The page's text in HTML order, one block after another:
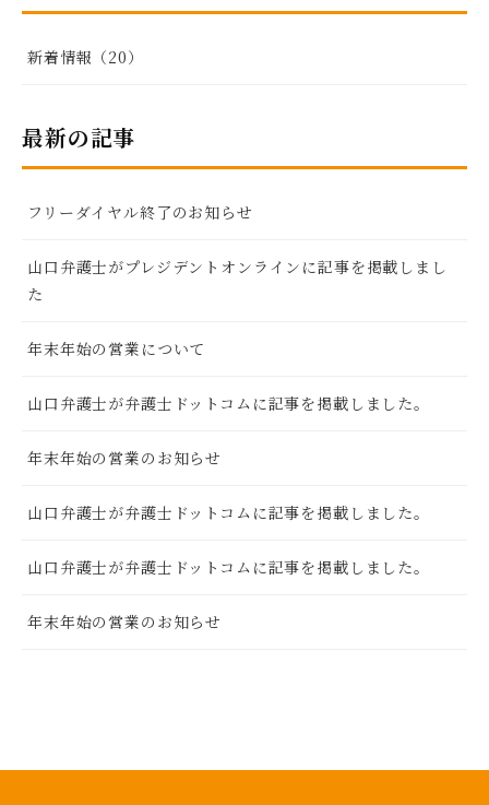
新着情報（20）
最新の記事
フリーダイヤル終了のお知らせ
山口弁護士がプレジデントオンラインに記事を掲載しまし
た
年末年始の営業について
山口弁護士が弁護士ドットコムに記事を掲載しました。
年末年始の営業のお知らせ
山口弁護士が弁護士ドットコムに記事を掲載しました。
山口弁護士が弁護士ドットコムに記事を掲載しました。
年末年始の営業のお知らせ